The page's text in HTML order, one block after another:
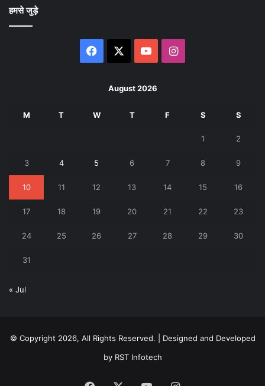
हमसे जुड़े
Facebook YouTubeInstagram
August 2026
M T W T F S S
1 2
3 4 5 6 7 8 9
10 11 12 13 14 15 16
17 18 19 20 21 22 23
24 25 26 27 28 29 30
31
« Jul
© Copyright 2026, All Rights Reserved. | Designed and Developed
byRST Infotech